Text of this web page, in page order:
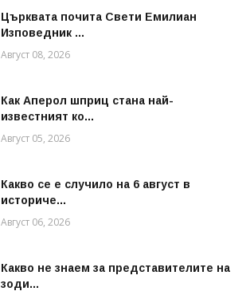
Църквата почита Свeти Емилиан
Изповедник ...
Август 08, 2026
Как Аперол шприц стана най-
известният ко...
Август 05, 2026
Какво се е случило на 6 август в
историче...
Август 06, 2026
Какво не знаем за представителите на
зоди...